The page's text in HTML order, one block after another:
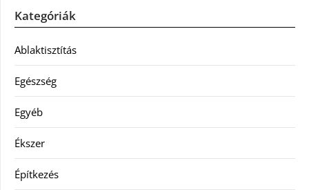
Kategóriák
Ablaktisztítás
Egészség
Egyéb
Ékszer
Építkezés